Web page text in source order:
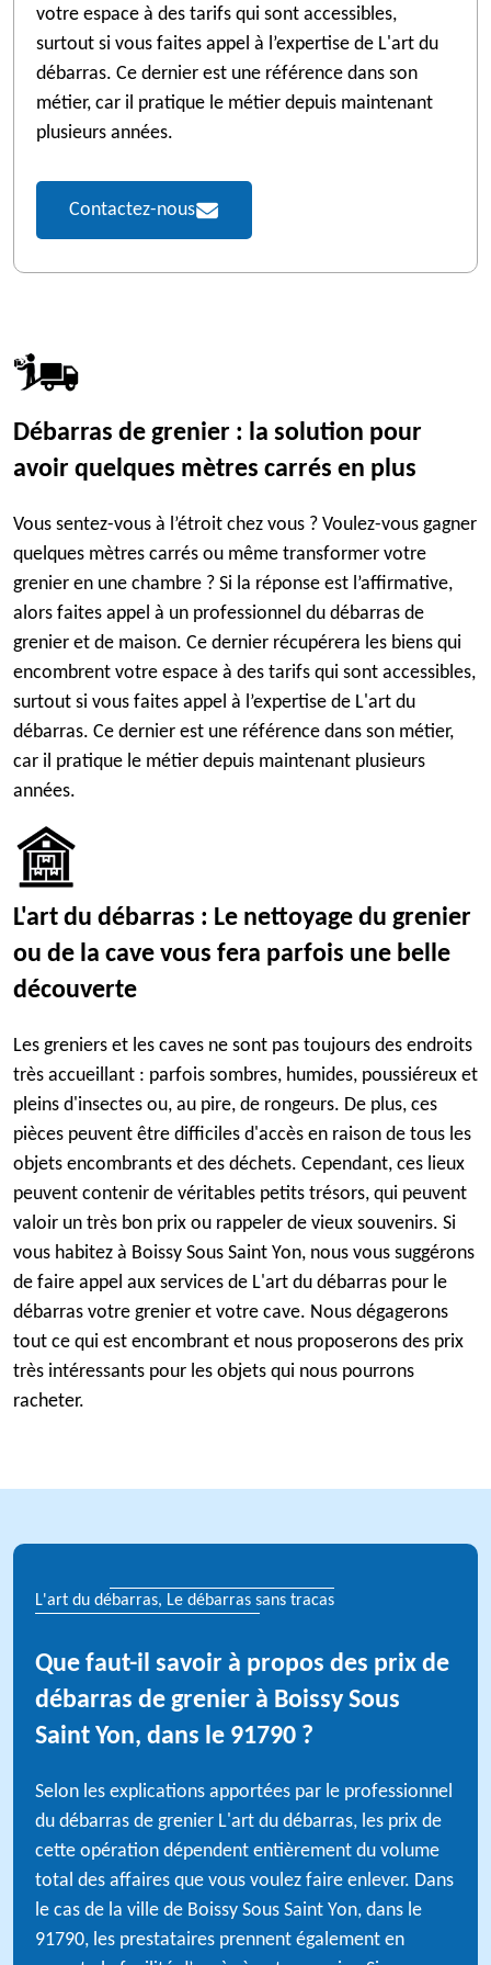
votre espace à des tarifs qui sont accessibles,
surtout si vous faites appel à l’expertise de L'art du
débarras. Ce dernier est une référence dans son
métier, car il pratique le métier depuis maintenant
plusieurs années.
Contactez-nous
Débarras de grenier : la solution pour
avoir quelques mètres carrés en plus
Vous sentez-vous à l’étroit chez vous ? Voulez-vous gagner
quelques mètres carrés ou même transformer votre
grenier en une chambre ? Si la réponse est l’affirmative,
alors faites appel à un professionnel du débarras de
grenier et de maison. Ce dernier récupérera les biens qui
encombrent votre espace à des tarifs qui sont accessibles,
surtout si vous faites appel à l’expertise de L'art du
débarras. Ce dernier est une référence dans son métier,
car il pratique le métier depuis maintenant plusieurs
années.
L'art du débarras : Le nettoyage du grenier
ou de la cave vous fera parfois une belle
découverte
Les greniers et les caves ne sont pas toujours des endroits
très accueillant : parfois sombres, humides, poussiéreux et
pleins d'insectes ou, au pire, de rongeurs. De plus, ces
pièces peuvent être difficiles d'accès en raison de tous les
objets encombrants et des déchets. Cependant, ces lieux
peuvent contenir de véritables petits trésors, qui peuvent
valoir un très bon prix ou rappeler de vieux souvenirs. Si
vous habitez à Boissy Sous Saint Yon, nous vous suggérons
de faire appel aux services de L'art du débarras pour le
débarras votre grenier et votre cave. Nous dégagerons
tout ce qui est encombrant et nous proposerons des prix
très intéressants pour les objets qui nous pourrons
racheter.
L'art du débarras, Le débarras sans tracas
Que faut-il savoir à propos des prix de
débarras de grenier à Boissy Sous
Saint Yon, dans le 91790 ?
Selon les explications apportées par le professionnel
du débarras de grenier L'art du débarras, les prix de
cette opération dépendent entièrement du volume
total des affaires que vous voulez faire enlever. Dans
le cas de la ville de Boissy Sous Saint Yon, dans le
91790, les prestataires prennent également en